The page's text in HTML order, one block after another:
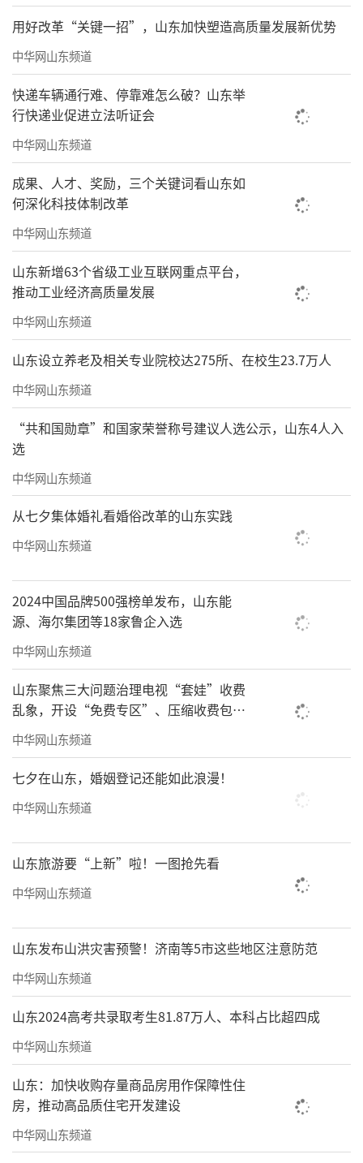
用好改革“关键一招”，山东加快塑造高质量发展新优势
中华网山东频道
快递车辆通行难、停靠难怎么破？山东举
行快递业促进立法听证会
中华网山东频道
成果、人才、奖励，三个关键词看山东如
何深化科技体制改革
中华网山东频道
山东新增63个省级工业互联网重点平台，
推动工业经济高质量发展
中华网山东频道
山东设立养老及相关专业院校达275所、在校生23.7万人
中华网山东频道
“共和国勋章”和国家荣誉称号建议人选公示，山东4人入
选
中华网山东频道
从七夕集体婚礼看婚俗改革的山东实践
中华网山东频道
2024中国品牌500强榜单发布，山东能
源、海尔集团等18家鲁企入选
中华网山东频道
山东聚焦三大问题治理电视“套娃”收费
乱象，开设“免费专区”、压缩收费包比
例70%以上
中华网山东频道
七夕在山东，婚姻登记还能如此浪漫！
中华网山东频道
山东旅游要“上新”啦！一图抢先看
中华网山东频道
山东发布山洪灾害预警！济南等5市这些地区注意防范
中华网山东频道
山东2024高考共录取考生81.87万人、本科占比超四成
中华网山东频道
山东：加快收购存量商品房用作保障性住
房，推动高品质住宅开发建设
中华网山东频道